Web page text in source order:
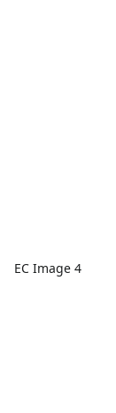
EC Image 4